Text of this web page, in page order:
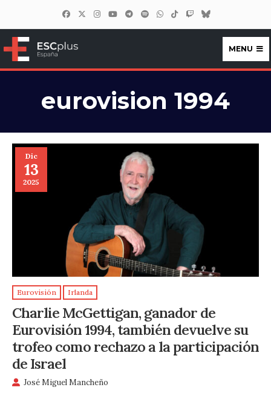
ESCplus España
MENU
eurovision 1994
Dic
13
2025
Eurovisión Irlanda
Charlie McGettigan, ganador de
Eurovisión 1994, también devuelve su
trofeo como rechazo a la participación
de Israel
José Miguel Mancheño